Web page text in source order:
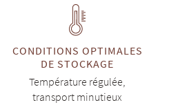
CONDITIONS OPTIMALES
DE STOCKAGE
Température régulée,
transport minutieux